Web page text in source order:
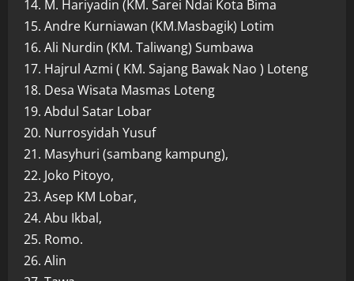
14. M. Hariyadin (KM. Sarei Ndai Kota Bima
15. Andre Kurniawan (KM.Masbagik) Lotim
16. Ali Nurdin (KM. Taliwang) Sumbawa
17. Hajrul Azmi ( KM. Sajang Bawak Nao ) Loteng
18. Desa Wisata Masmas Loteng
19. Abdul Satar Lobar
20. Nurrosyidah Yusuf
21. Masyhuri (sambang kampung),
22. Joko Pitoyo,
23. Asep KM Lobar,
24. Abu Ikbal,
25. Romo.
26. Alin